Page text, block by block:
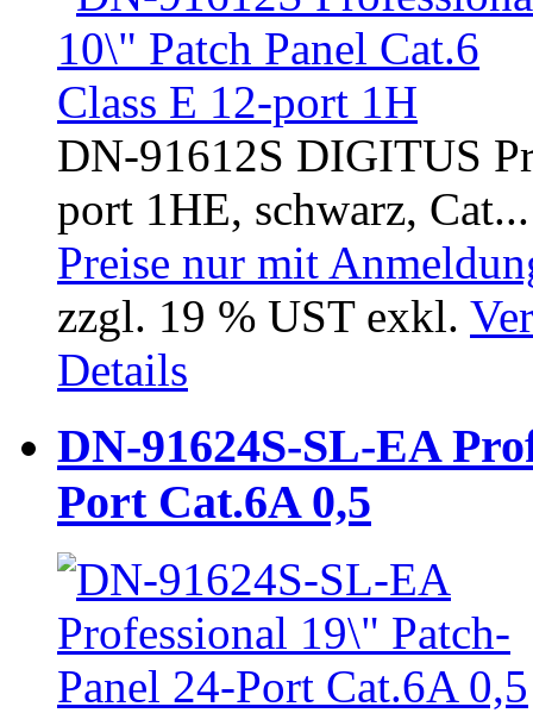
DN-91612S DIGITUS
port 1HE, schwarz, Cat...
Preise nur mit
zzgl. 19 % UST exkl.
Details
DN-91624S-SL-EA
Port Cat.6A 0,5